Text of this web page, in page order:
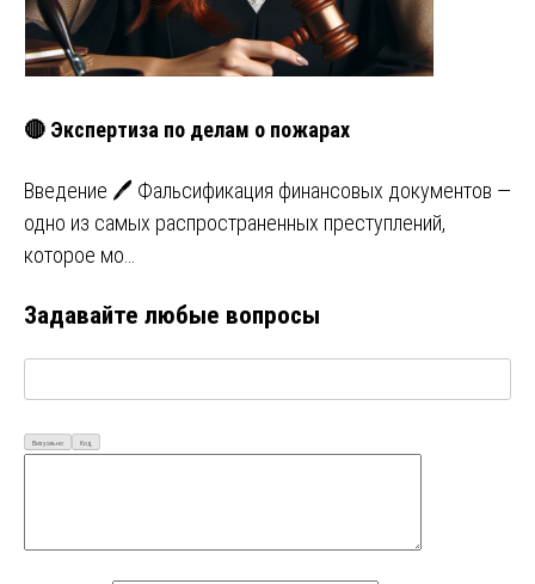
🔴 Экспертиза по делам о пожарах
Введение 🖊️ Фальсификация финансовых документов —
одно из самых распространенных преступлений,
которое мо…
Задавайте любые вопросы
Визуально Код